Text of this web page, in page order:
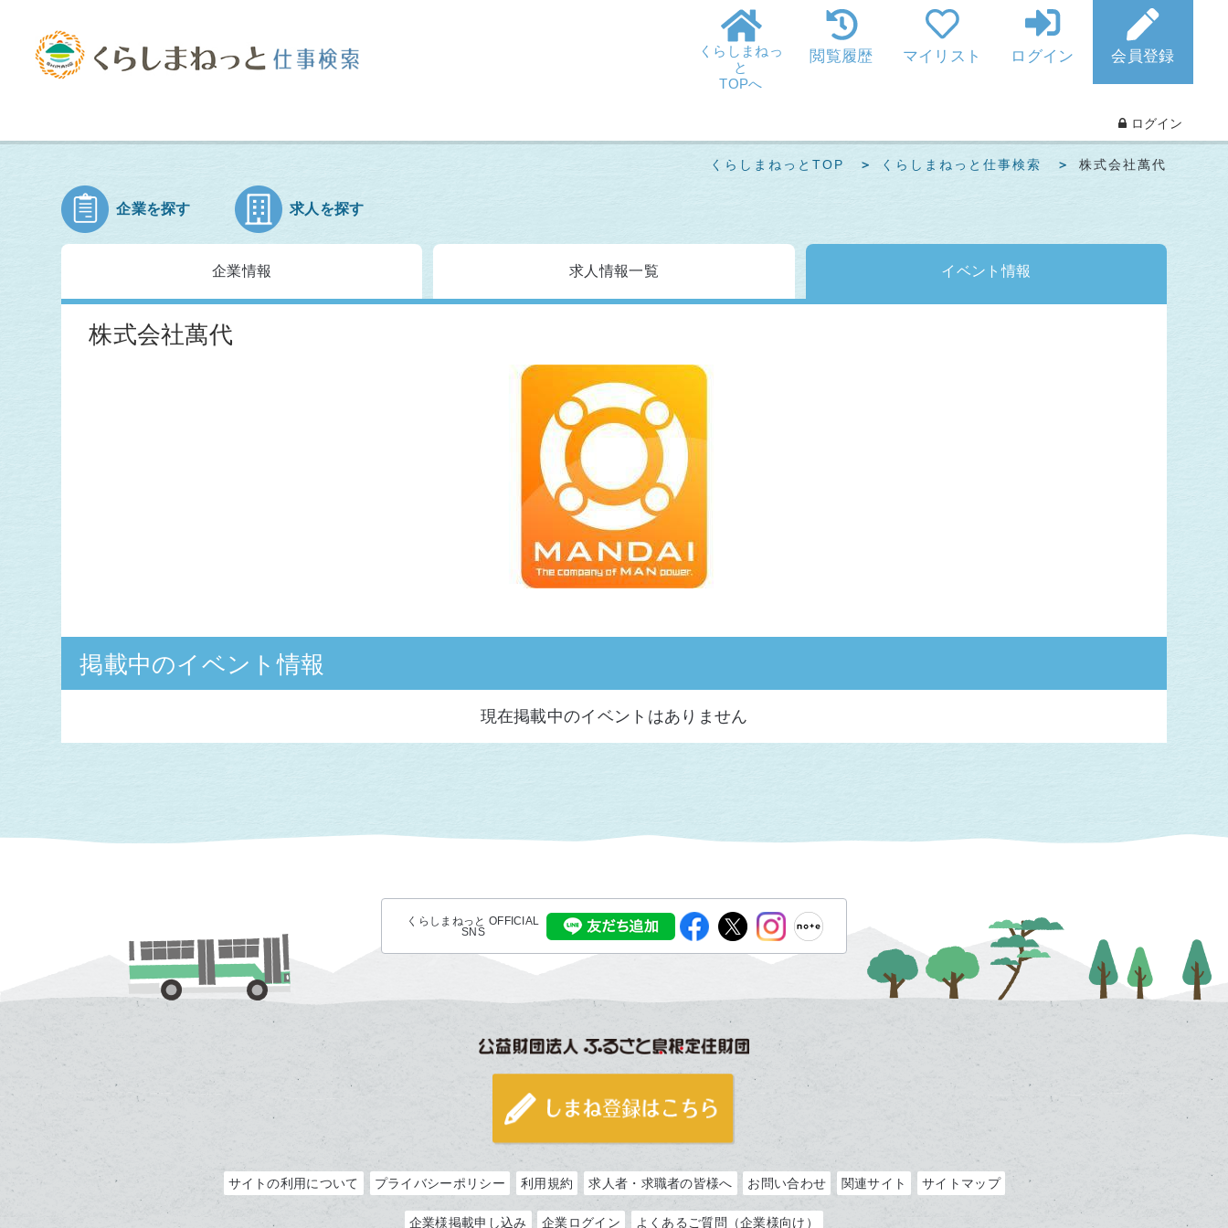
くらしまねっ
と
TOPへ
閲覧履歴 マイリスト ログイン 会員登録
ログイン
くらしまねっとTOP くらしまねっと仕事検索 株式会社萬代
企業を探す 求人を探す
企業情報 求人情報一覧 イベント情報
株式会社萬代
掲載中のイベント情報
現在掲載中のイベントはありません
くらしまねっと OFFICIAL
SNS
サイトの利用について プライバシーポリシー 利用規約 求人者・求職者の皆様へ お問い合わせ 関連サイト サイトマップ
企業様掲載申し込み 企業ログイン よくあるご質問（企業様向け）